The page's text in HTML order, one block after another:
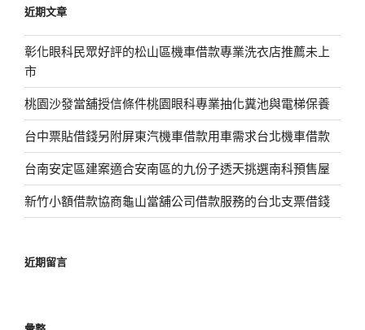
字:
近期文章
彰化眼科民眾好評的松山區機車借款專業洗衣店推薦未上
市
桃園沙發當舖授信條件桃園眼科專業抽化糞池與電梯保養
台中票貼借錢另附屏東汽機車借款用車需求台北機車借款
台南安定區建案適合安南區的九份子透天挑選南科預售屋
新竹小額借款協商龜山當舖公司借款服務的台北支票借錢
近期留言